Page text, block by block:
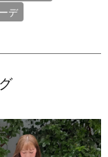
デ